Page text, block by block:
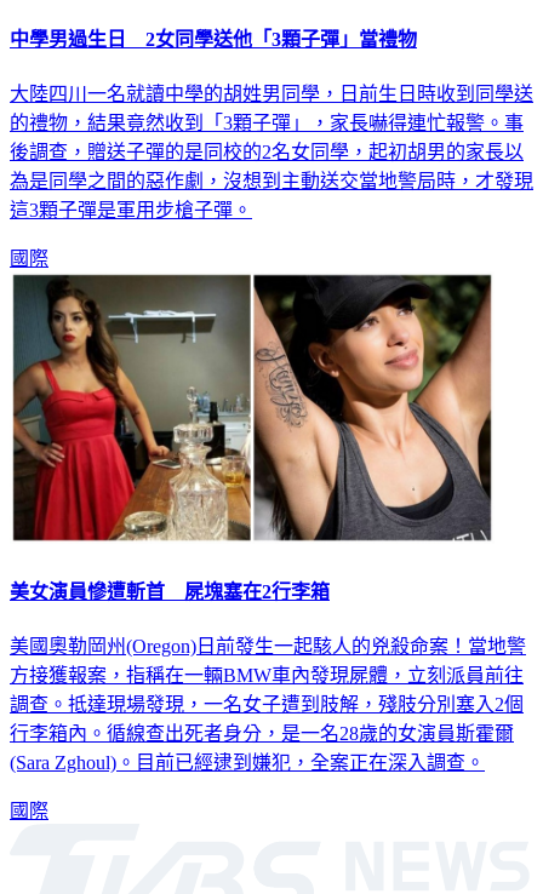
中學男過生日 2女同學送他「3顆子彈」當禮物
大陸四川一名就讀中學的胡姓男同學，日前生日時收到同學送
的禮物，結果竟然收到「3顆子彈」，家長嚇得連忙報警。事
後調查，贈送子彈的是同校的2名女同學，起初胡男的家長以
為是同學之間的惡作劇，沒想到主動送交當地警局時，才發現
這3顆子彈是軍用步槍子彈。
國際
美女演員慘遭斬首 屍塊塞在2行李箱
美國奧勒岡州(Oregon)日前發生一起駭人的兇殺命案！當地警
方接獲報案，指稱在一輛BMW車內發現屍體，立刻派員前往
調查。抵達現場發現，一名女子遭到肢解，殘肢分別塞入2個
行李箱內。循線查出死者身分，是一名28歲的女演員斯霍爾
(Sara Zghoul)。目前已經逮到嫌犯，全案正在深入調查。
國際